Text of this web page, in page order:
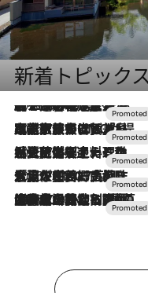
新着トピック
2026.8.7
【トンボの足水浴】ヒノキの香りに包まれて涼感マックス！約13℃の湧水かけ流しを避暑地「星野温泉 トンボの湯」で体験
2026.7.31
【ホテル帰省】という選択肢をOMOが提案。家族とほどよい距離を保つには「昼は実家、夜は気兼ねなくホテルで！」
2026.7.24
【夏限定ディナーコース】旬を迎える稚鮎や花ズッキーニなどをイタリア・トスカーナの郷土料理の手法で満喫！
2026.7.17
「土佐和ハーブかき氷」がOMO7高知に登場！生姜、山椒、大葉など目にも舌にも涼を呼ぶ郷土の味
2026.7.10
NEW OPEN！【界 草津】名湯の地に誕生。趣の異なる2種の温泉と上州ならではの会席・蕎麦割烹など美食を味わう究極の癒やし旅